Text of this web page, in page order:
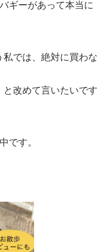
ギーがあって本当に
では、絶対に買わな
改めて言いたいです
です。